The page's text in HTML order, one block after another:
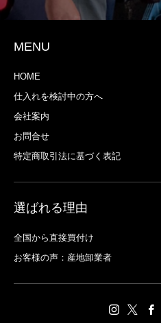
MENU
HOME
仕入れを検討中の方へ
会社案内
お問合せ
特定商取引法に基づく表記
選ばれる理由
全国から直接買付け
お客様の声：産地卸業者